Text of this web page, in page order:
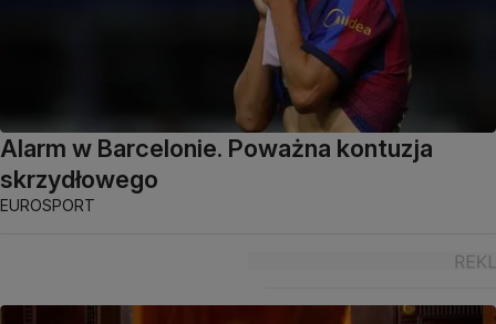
Alarm w Barcelonie. Poważna kontuzja
skrzydłowego
EUROSPORT